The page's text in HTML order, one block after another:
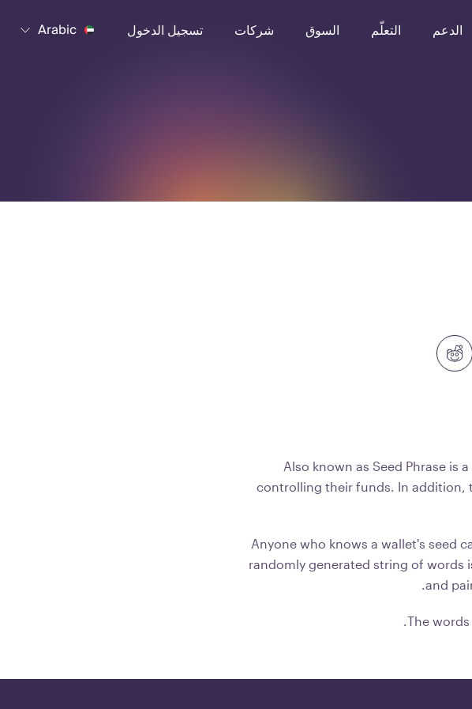
الدعم التعلّم السوق شركات تسجيل الدخول Arabic
Also known as Seed Phrase is
controlling their funds. In addition,
Anyone who knows a wallet's seed
randomly generated string of words
and
The